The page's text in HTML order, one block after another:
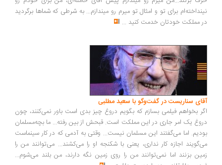
برای تو و امثال تو میرم رو میندازم... به شرطی که شماها برگردید
مملکت خودتان خدمت کنید...
سناریست در گفت‌وگو با سعید مطلبی
بخواهم فیلمی بسازم که بگویم دروغ چیز بدی است باور نمی‌کنند، چون
یک امر جاری در این مملکت است. قبحش از بین رفته... ما بچه‌مسلمان
اما می‌گفتند این مسلمان نیست... وقتی به آدمی که در کار سینماست
اجازه کار نداری، یعنی با شکنجه او را می‌کشند... می‌توانند من را
بزنند اما نمی‌توانند من را روی زمین نگه دارند، من بلند می‌شوم...